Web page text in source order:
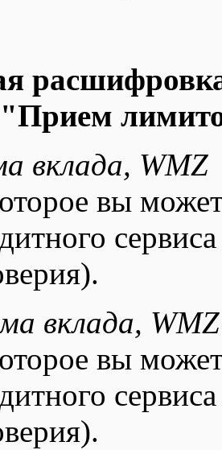
вклада, WMZ
вы
вклада,
вы